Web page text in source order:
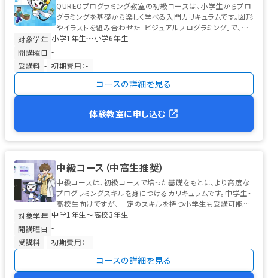
QUREOプログラミング教室の初級コースは、小学生からプロ
グラミングを基礎から楽しく学べる入門カリキュラムです。図形
やイラストを組み合わせた「ビジュアルプログラミング」で、初
めてのお子様でも安心...
対象学年 小学1年生〜小学6年生
開講曜日 -
受講料 - 初期費用：-
コースの詳細を見る
体験教室に申し込む
中級コース（中高生推奨）
中級コースは、初級コースで培った基礎をもとに、より高度な
プログラミングスキルを身につけるカリキュラムです。中学生・
高校生向けですが、一定のスキルを持つ小学生も受講可能で
す。 学習の中心は、高校...
対象学年 中学1年生〜高校3年生
開講曜日 -
受講料 - 初期費用：-
コースの詳細を見る